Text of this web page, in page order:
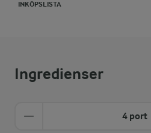
INKÖPSLISTA
Ingredienser
4 port